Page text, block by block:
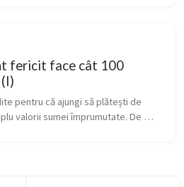
fericit face cât 100
pentru că ajungi să plătești de
valorii sumei împrumutate. De